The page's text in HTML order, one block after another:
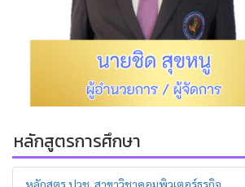
หลักสูตรการศึกษา
หลักสูตร ปวช. สาขาวิชาคอมพิวเตอร์ธุรกิจ